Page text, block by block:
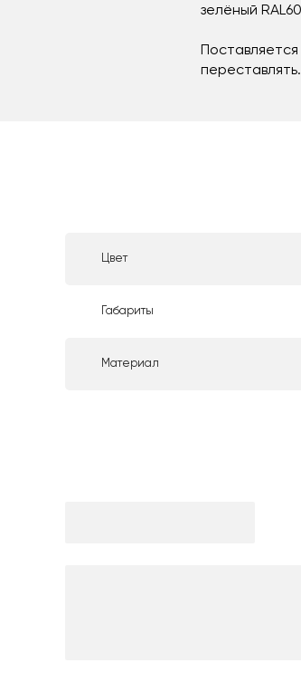
зелёный
переставлять.
Цвет
Габариты
Материал